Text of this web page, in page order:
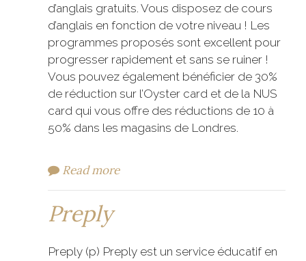
d’anglais gratuits. Vous disposez de cours
d’anglais en fonction de votre niveau ! Les
programmes proposés sont excellent pour
progresser rapidement et sans se ruiner !
Vous pouvez également bénéficier de 30%
de réduction sur l’Oyster card et de la NUS
card qui vous offre des réductions de 10 à
50% dans les magasins de Londres.
Read more
Preply
Preply (p) Preply est un service éducatif en